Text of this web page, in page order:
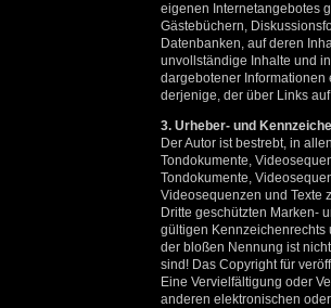
eigenen Internetangebotes
Gästebüchern,
Datenbanken, auf deren
unvollständige Inhalte und
dargebotener Informationen
derjenige, der über Links
3. Urheber- und
Der Autor ist bestrebt, in
Tondokumente,
Tondokumente,
Videosequenzen und Texte
Dritte geschützten Marken-
gültigen Kennzeichenrechts
der bloßen Nennung ist
sind! Das Copyright für
Eine Vervielfältigung oder
anderen elektronischen